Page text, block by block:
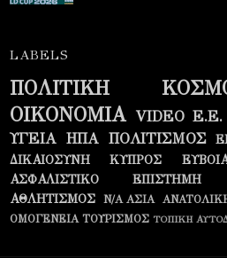
LABELS
ΠΟΛΙΤΙΚΗ
ΟΙΚΟΝΟΜΙΑ VIDEO Ε.Ε.
ΥΓΕΙΑ ΗΠΑ ΠΟΛΙΤΙΣΜΟΣ
ΔΙΚΑΙΟΣΥΝΗ
ΚΥΠΡΟΣ
ΑΣΦΑΛΙΣΤΙΚΟ
ΕΠΙΣΤΗΜΗ
ΑΘΛΗΤΙΣΜΟΣ
Ν/Α ΑΣΙΑ
ΟΜΟΓΕΝΕΙΑ ΤΟΥΡΙΣΜΟΣ ΤΟΠΙΚΗ